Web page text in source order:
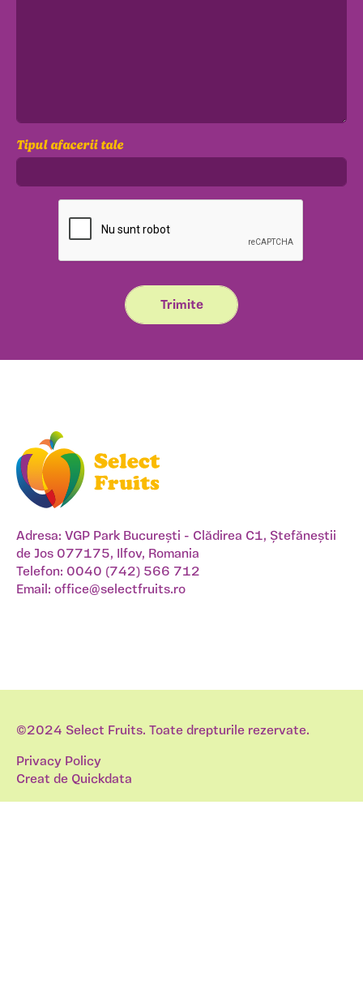
Tipul afacerii tale
Adresa: VGP Park București - Clădirea C1, Ștefăneștii
de Jos 077175, Ilfov, Romania
Telefon: 0040 (742) 566 712
Email: office@selectfruits.ro
©2024 Select Fruits. Toate drepturile rezervate.
Privacy Policy
Creat de Quickdata